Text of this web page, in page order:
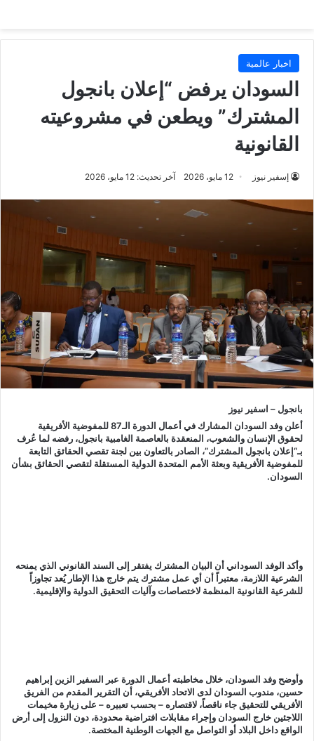
اخبار عالمية
السودان يرفض “إعلان بانجول
المشترك” ويطعن في مشروعيته
القانونية
إسفير نيوز 12 مايو، 2026 آخر تحديث: 12 مايو، 2026
بانجول – اسفير نيوز
أعلن وفد السودان المشارك في أعمال الدورة الـ87 للمفوضية الأفريقية
لحقوق الإنسان والشعوب، المنعقدة بالعاصمة الغامبية بانجول، رفضه لما عُرف
بـ“إعلان بانجول المشترك”، الصادر بالتعاون بين لجنة تقصي الحقائق التابعة
للمفوضية الأفريقية وبعثة الأمم المتحدة الدولية المستقلة لتقصي الحقائق بشأن
السودان.
وأكد الوفد السوداني أن البيان المشترك يفتقر إلى السند القانوني الذي يمنحه
الشرعية اللازمة، معتبراً أن أي عمل مشترك يتم خارج هذا الإطار يُعد تجاوزاً
للشرعية القانونية المنظمة لاختصاصات وآليات التحقيق الدولية والإقليمية.
وأوضح وفد السودان، خلال مخاطبته أعمال الدورة عبر السفير الزين إبراهيم
حسين، مندوب السودان لدى الاتحاد الأفريقي، أن التقرير المقدم من الفريق
الأفريقي للتحقيق جاء ناقصاً، لاقتصاره – بحسب تعبيره – على زيارة مخيمات
اللاجئين خارج السودان وإجراء مقابلات افتراضية محدودة، دون النزول إلى أرض
الواقع داخل البلاد أو التواصل مع الجهات الوطنية المختصة.